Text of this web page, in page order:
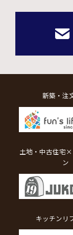
新築・注
土地・中古住宅×
ン
キッチンリ